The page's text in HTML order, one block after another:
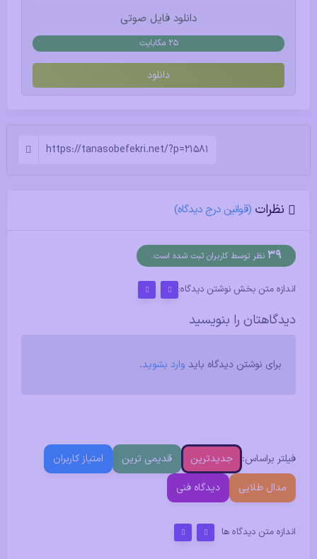
دانلود فایل صوتی
25 مگابایت
دانلود
https://tanasobefekri.net/?p=21581
نظرات (قوانین درج دیدگاه)
39 نظر توسط کاربران ثبت شده است.
اندازه متن بخش نوشتن دیدگاه:
دیدگاهتان را بنویسید
برای نوشتن دیدگاه باید وارد بشوید.
فیلتر براساس: جدیدترین قدیمی ترین
امتیاز کاربران
مدال طلایی
دیدگاه فنی
اندازه متن دیدگاه ها